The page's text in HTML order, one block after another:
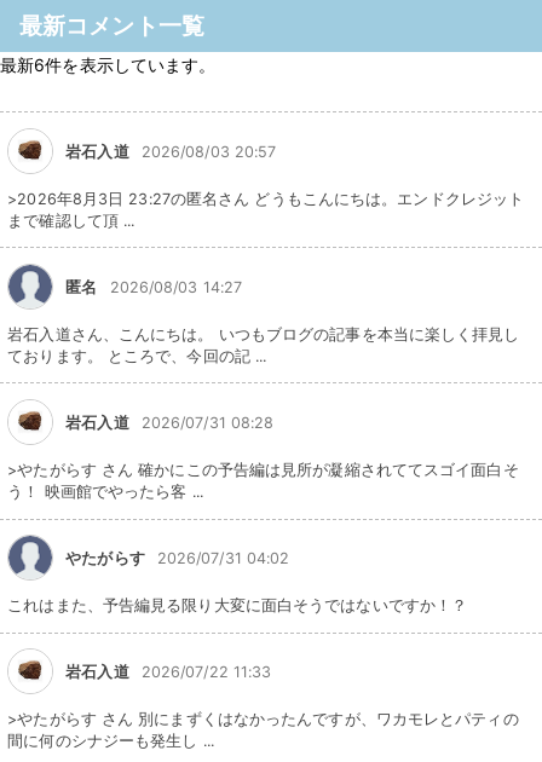
最新コメント一覧
最新6件を表示しています。
岩石入道 2026/08/03 20:57
>2026年8月3日 23:27の匿名さん どうもこんにちは。エンドクレジット
まで確認して頂 ...
匿名 2026/08/03 14:27
岩石入道さん、こんにちは。 いつもブログの記事を本当に楽しく拝見し
ております。 ところで、今回の記 ...
岩石入道 2026/07/31 08:28
>やたがらす さん 確かにこの予告編は見所が凝縮されててスゴイ面白そ
う！ 映画館でやったら客 ...
やたがらす 2026/07/31 04:02
これはまた、予告編見る限り大変に面白そうではないですか！？
岩石入道 2026/07/22 11:33
>やたがらす さん 別にまずくはなかったんですが、ワカモレとパティの
間に何のシナジーも発生し ...